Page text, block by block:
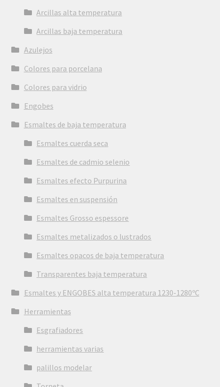
Arcillas alta temperatura
Arcillas baja temperatura
Azulejos
Colores para porcelana
Colores para vidrio
Engobes
Esmaltes de baja temperatura
Esmaltes cuerda seca
Esmaltes de cadmio selenio
Esmaltes efecto Purpurina
Esmaltes en suspensión
Esmaltes Grosso espessore
Esmaltes metalizados o lustrados
Esmaltes opacos de baja temperatura
Transparentes baja temperatura
Esmaltes y ENGOBES alta temperatura 1230-1280ºC
Herramientas
Esgrafiadores
herramientas varias
palillos modelar